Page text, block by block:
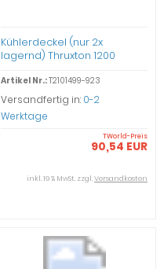
Kühlerdeckel (nur 2x
lagernd) Thruxton 1200
Artikel Nr.:T2101499-923
Versandfertig in: 0-2
Werktage
TWorld-Preis
90,54 EUR
inkl. 19 % MwSt. zzgl.Versandkosten